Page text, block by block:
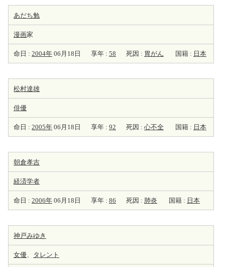
あだち勉
漫画家
命日 : 2004年 06月18日 享年 : 58 死因 : 胃がん 国籍 : 日本
松村達雄
俳優
命日 : 2005年 06月18日 享年 : 92 死因 : 心不全 国籍 : 日本
朝倉孝吉
経済学者
命日 : 2006年 06月18日 享年 : 86 死因 : 肺炎 国籍 : 日本
神戸みゆき
女優、 タレント